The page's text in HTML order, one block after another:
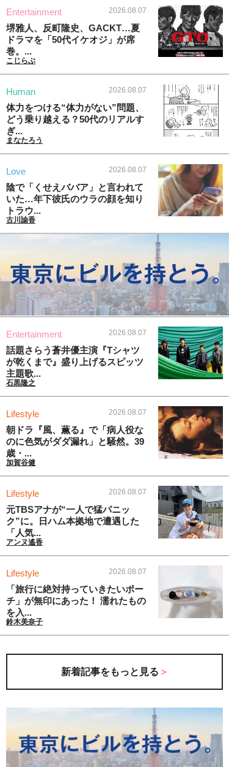
Entertainment 2026.08.07
堺雅人、反町隆史、GACKT…夏
ドラマを「50代イケオジ」が席
巻。...
こじらぶ
Human 2026.08.07
体力をつける“体力がない”問題、
どう乗り越える？50代のリアルす
ぎ...
まなたろう
Love 2026.08.07
陰で「くせえババア」と言われて
いた…年下彼氏のウラの顔を知り
トラウ...
古川諭香
Entertainment 2026.08.07
話題さらう蒼井優主演『Tシャツ
が乾くまで』盛り上げるスピッツ
主題歌...
石黒隆之
Lifestyle 2026.08.07
朝ドラ『風、薫る』で「病人役な
のに色気がダダ漏れ」と騒然。39
歳・...
加賀谷健
Lifestyle 2026.08.07
元TBSアナが“一人で猛パニッ
ク”に。日ハム本拠地で遭遇した
「人気...
アンヌ遙香
Lifestyle 2026.08.07
「旅行に絶対持っていきたいポー
チ」が無印にあった！ 濡れたもの
を入...
鈴木美奈子
新着記事をもっと見る